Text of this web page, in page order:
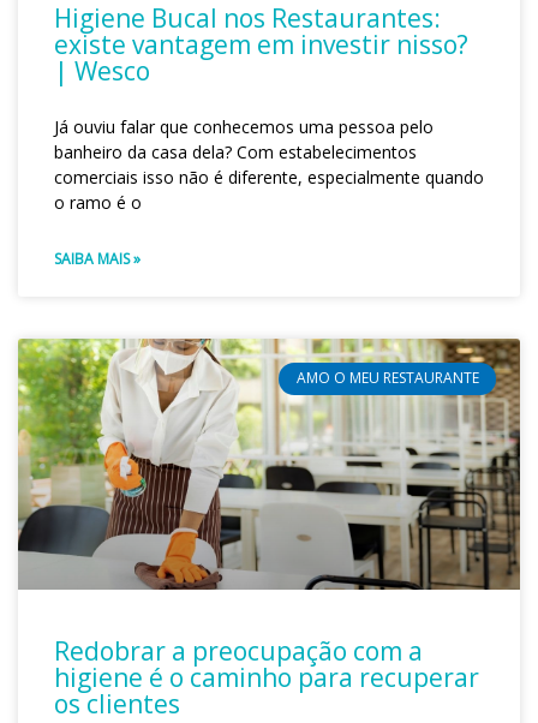
Higiene Bucal nos Restaurantes:
existe vantagem em investir nisso?
| Wesco
Já ouviu falar que conhecemos uma pessoa pelo
banheiro da casa dela? Com estabelecimentos
comerciais isso não é diferente, especialmente quando
o ramo é o
SAIBA MAIS »
AMO O MEU RESTAURANTE
Redobrar a preocupação com a
higiene é o caminho para recuperar
os clientes